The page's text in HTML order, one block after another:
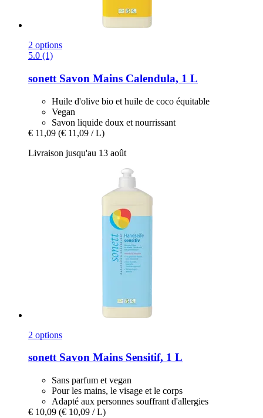
2 options
5.0 (1)
sonett Savon Mains Calendula, 1 L
Huile d'olive bio et huile de coco équitable
Vegan
Savon liquide doux et nourrissant
€ 11,09 (€ 11,09 / L)
Livraison jusqu'au 13 août
2 options
sonettSavon Mains Sensitif, 1 L
Sans parfum et vegan
Pour les mains, le visage et le corps
Adapté aux personnes souffrant d'allergies
€ 10,09 (€ 10,09 / L)